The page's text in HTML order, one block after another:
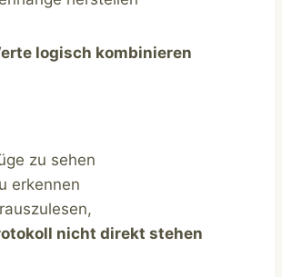
logisch kombinieren
zu sehen
erkennen
nicht direkt stehen